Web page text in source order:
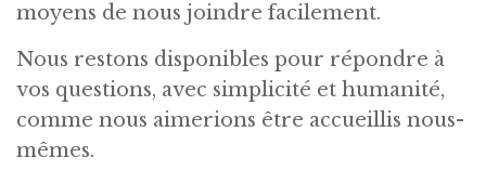
moyens de nous joindre facilement.
Nous restons disponibles pour répondre à
vos questions, avec simplicité et humanité,
comme nous aimerions être accueillis nous-
mêmes.